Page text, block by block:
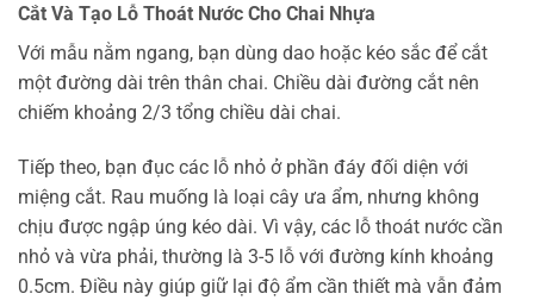
Cắt Và Tạo Lỗ Thoát Nước Cho Chai Nhựa
Với mẫu nằm ngang, bạn dùng dao hoặc kéo sắc để cắt
một đường dài trên thân chai. Chiều dài đường cắt nên
chiếm khoảng 2/3 tổng chiều dài chai.
Tiếp theo, bạn đục các lỗ nhỏ ở phần đáy đối diện với
miệng cắt. Rau muống là loại cây ưa ẩm, nhưng không
chịu được ngập úng kéo dài. Vì vậy, các lỗ thoát nước cần
nhỏ và vừa phải, thường là 3-5 lỗ với đường kính khoảng
0.5cm. Điều này giúp giữ lại độ ẩm cần thiết mà vẫn đảm